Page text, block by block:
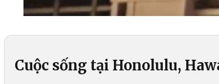
Cuộc sống tại Honolulu,